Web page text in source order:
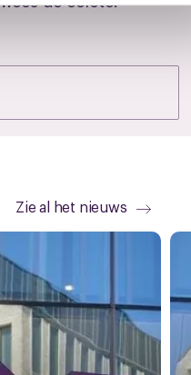
Zie al het nieuws